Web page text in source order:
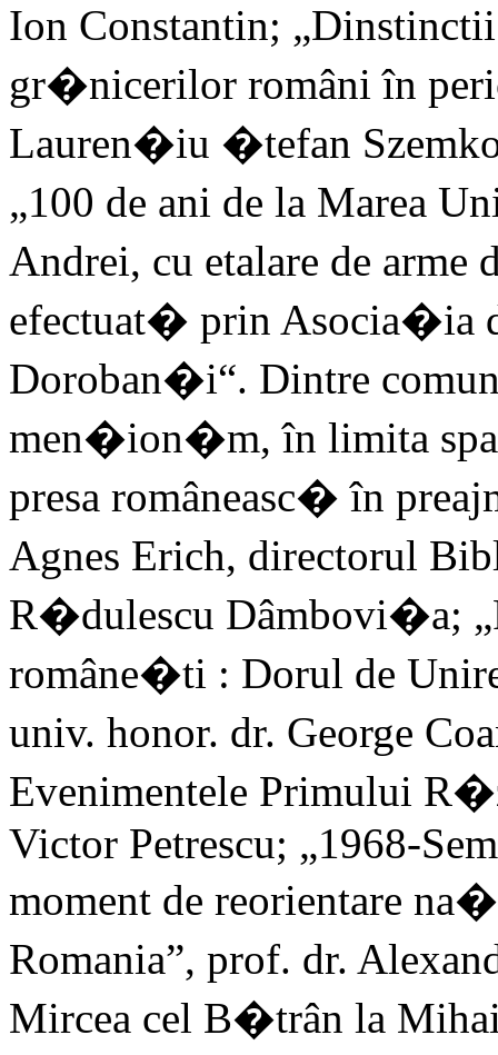
Ion Constantin;
gr�nicerilor români în
Lauren�iu �tefan
„100 de ani de la Marea
Andrei, cu etalare de
efectuat� prin Asocia�ia
Doroban�i“. Dintre
men�ion�m, în limita
presa româneasc� în
Agnes Erich, directorul
R�dulescu Dâmbovi�a;
române�ti : Dorul de
univ. honor. dr. George
Evenimentele Primului
Victor Petrescu; „1968-
moment de reorientare
Romania”, prof. dr.
Mircea cel B�trân la